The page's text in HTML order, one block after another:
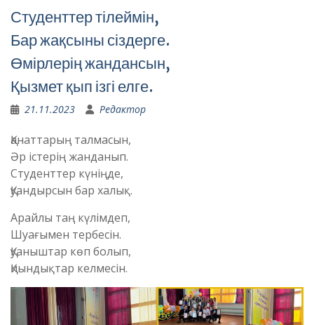
Студенттер тілеймін,
Бар жақсыны сіздерге.
Өмірлерің жандансын,
Қызмет қып ізгі елге.
21.11.2023 Редактор
Қанаттарың талмасын,
Әр істерің жанданып.
Студенттер күніңде,
Қуандырсын бар халық.
Арайлы таң күлімдеп,
Шуағымен тербесін.
Қуаныштар көп болып,
Қиындықтар келмесін.